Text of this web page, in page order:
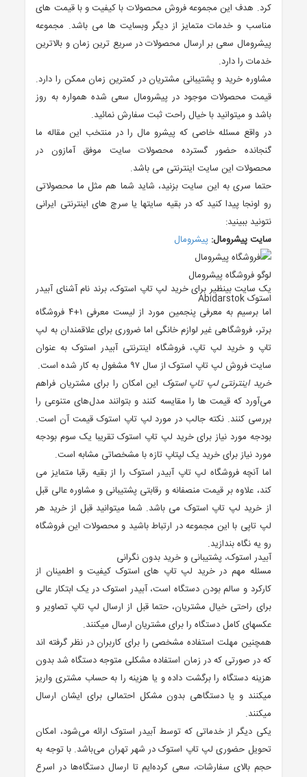
کرد. هدف این مجموعه فروش محصولات با کیفیت و با قیمت های
مناسب و خدمات متمایز از دیگر وبسایت ها می باشد. مجموعه
پیشرومال سعی بر ارسال محصولات در سریع ترین زمان و بالاترین
خدمات را دارد.
مشاوره خرید و پشتیبانی مشتریان در کمترین زمان ممکن را دارد.
قیمت محصولات موجود در پیشرومال سعی شده همواره به روز
باشد و میتوانید با خیال راحت ثبت سفارش نمائید.
در واقع مسئله خاصی که پیشرو مال را در منتخب این مقاله ما
گنجانده حضور گسترده محصولات سایت موفق آمازون در
محصولات این سایت اینترنتی می باشد.
حتما سری به این سایت بزنید، شاید شما هم مثل ما محصولاتی
رو اونجا پیدا کنید که در بقیه سایتها یا سرچ های اینترنتی ایرانی
نتونید ببینید:
سایت پیشرومال: پیشرومال
لوگو فروشگاه پیشرومال
یک سایت بینظیر برای خرید لپ تاپ استوک، برند نام آشنای آبیدر
استوک Abidarstok
اما برسیم به معرفی پنجمین مورد از لیست معرفی ۱+۴ فروشگاه
برتر، فروشگاهی غیر لوازم خانگی اما ضروری برای علاقمندان به لپ
تاپ و خرید لپ تاپ، فروشگاه اینترنتی آبیدر استوک به عنوان
سایت فروش لپ تاپ استوک از سال ٩٧ مشغول به کار شده است.
خرید اینترنتی لپ تاپ استوک این امکان را برای مشتریان فراهم
می‌آورد که قیمت ها را مقایسه کنند و بتوانند مدل‌های متنوعی را
بررسی کنند. نکته جالب در مورد لپ تاپ استوک قیمت آن است.
بودجه مورد نیاز برای خرید لپ تاپ استوک تقریبا یک سوم بودجه
مورد نیاز برای خرید یک لپتاپ تازه با مشخصاتی مشابه است.
اما آنچه فروشگاه لپ تاپ آبیدر استوک را از بقیه رقبا متمایز می
کند، علاوه بر قیمت منصفانه و رقابتی پشتیبانی و مشاوره عالی قبل
از خرید لپ تاپ استوک می باشد. شما میتوانید قبل از خرید هر
لپ تاپی با این مجموعه در ارتباط باشید و محصولات این فروشگاه
رو یه نگاه بندازید.
آبیدر استوک، پشتیبانی و خرید بدون نگرانی
مسئله مهم در خرید لپ تاپ های استوک کیفیت و اطمینان از
کارکرد و سالم بودن دستگاه است، آبیدر استوک در یک ابتکار عالی
برای راحتی خیال مشتریان، حتما قبل از ارسال لپ تاپ تصاویر و
عکسهای کامل دستگاه را برای مشتریان ارسال میکنند.
همچنین مهلت استفاده مشخصی را برای کاربران در نظر گرفته اند
که در صورتی که در زمان استفاده مشکلی متوجه دستگاه شد بدون
هزینه دستگاه را برگشت داده و یا هزینه را به حساب مشتری واریز
میکنند و یا دستگاهی بدون مشکل احتمالی برای ایشان ارسال
میکنند.
یکی دیگر از خدماتی که توسط آبیدر استوک ارائه می‌شود، امکان
تحویل حضوری لپ تاپ استوک در شهر تهران می‌باشد. با توجه به
حجم بالای سفارشات، سعی کرده‌ایم تا ارسال دستگاه‌ها در اسرع